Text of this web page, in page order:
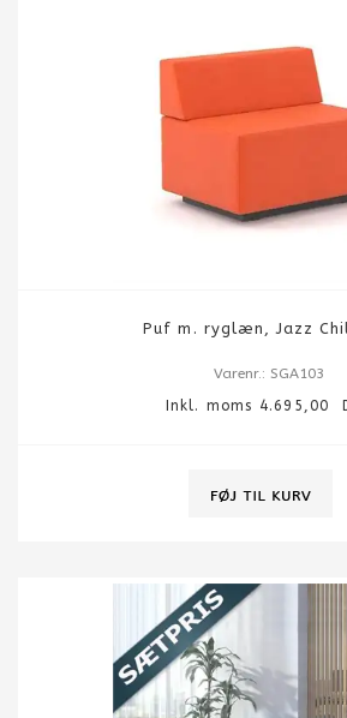
Puf m. ryglæn, Jazz
Varenr.: SGA103
Inkl. moms 4.695,00